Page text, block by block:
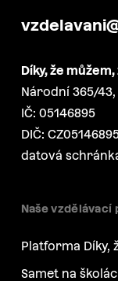
Díky, že můžem,
Národní 365/43,
IČ: 05146895
DIČ:
datová
Naše
Platforma Díky,
Samet na